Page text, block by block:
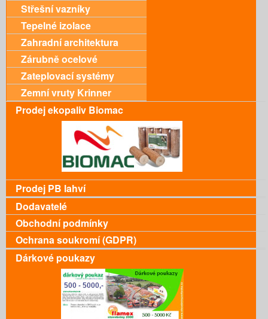
Střešní vazníky
Tepelné izolace
Zahradní architektura
Zárubně ocelové
Zateplovací systémy
Zemní vruty Krinner
Prodej ekopaliv Biomac
Prodej PB lahví
Dodavatelé
Obchodní podmínky
Ochrana soukromí (GDPR)
Dárkové poukazy